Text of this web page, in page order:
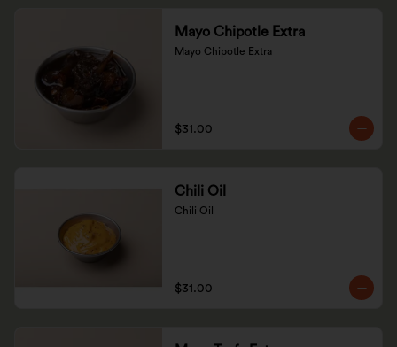
Mayo Chipotle Extra
Mayo Chipotle Extra
$31.00
Chili Oil
Chili Oil
$31.00